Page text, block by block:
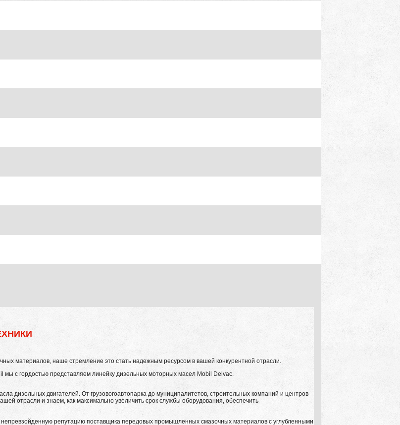
материалов, наше стремление это стать надежным ресурсом в вашей конкурентной отрасли.
мы с гордостью представляем линейку дизельных моторных масел Mobil Delvac.
дизельных двигателей. От грузовогоавтопарка до муниципалитетов, строительных компаний и центров
отрасли и знаем, как максимально увеличить срок службы оборудования, обеспечить
репутацию поставщика передовых промышленных смазочных материалов с углубленными